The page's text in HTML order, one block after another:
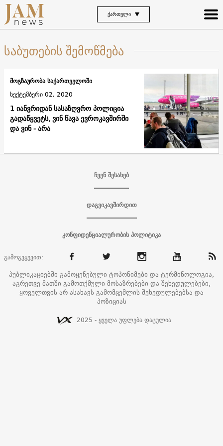
ᲥᲐᲠᲗᲣᲚᲘ
საბუთების შემოწმება
1 იანვრიდან სასაზღვრო პოლიცია
გადაწყვეტს, ვინ წავა ევროკავშირში
და ვინ - არა
მოგზაურობა საქართველოში
სექტემბერი 02, 2020
ჩვენ შესახებ
დაგვიკავშირდით
კონფიდენციალურობის პოლიტიკა
გამოგვყევით:
პუბლიკაციებში გამოყენებული ტოპონიმები და ტერმინოლოგია,
აგრეთვე მათში გამოთქმული მოსაზრებები და შეხედულებები,
ყოველთვის არ ასახავს გამომცემლის შეხედულებებსა და
პოზიციას
2025 - ყველა უფლება დაცულია